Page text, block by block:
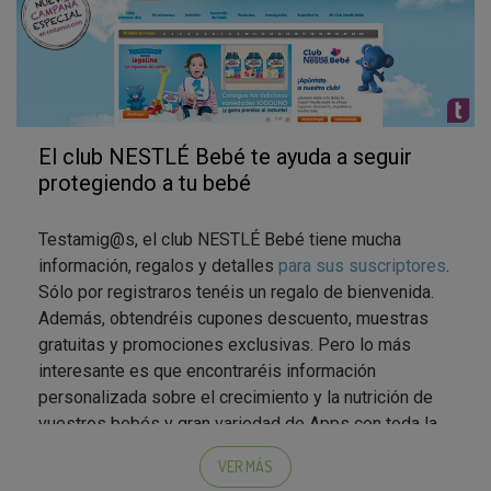
El club NESTLÉ Bebé te ayuda a seguir
protegiendo a tu bebé
Testamig@s, el club NESTLÉ Bebé tiene mucha
información, regalos y detalles para sus suscriptores.
Sólo por registraros tenéis un regalo de bienvenida.
Además, obtendréis cupones descuento, muestras
gratuitas y promociones exclusivas. Pero lo más
interesante es que encontraréis información
personalizada sobre el crecimiento y la nutrición de
vuestros bebés y gran variedad de Apps con toda la
información que necesitáis.
VER MÁS